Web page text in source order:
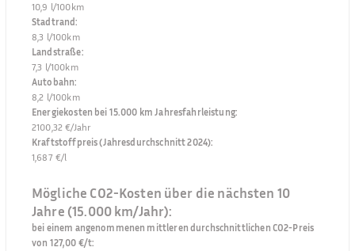
10,9 l/100km
Stadtrand:
8,3 l/100km
Landstraße:
7,3 l/100km
Autobahn:
8,2 l/100km
Energiekosten bei 15.000 km Jahresfahrleistung:
2100,32 €/Jahr
Kraftstoffpreis (Jahresdurchschnitt 2024):
1,687 €/l
Mögliche CO2-Kosten über die nächsten 10
Jahre (15.000 km/Jahr):
bei einem angenommenen mittleren durchschnittlichen CO2-Preis
von 127,00 €/t: